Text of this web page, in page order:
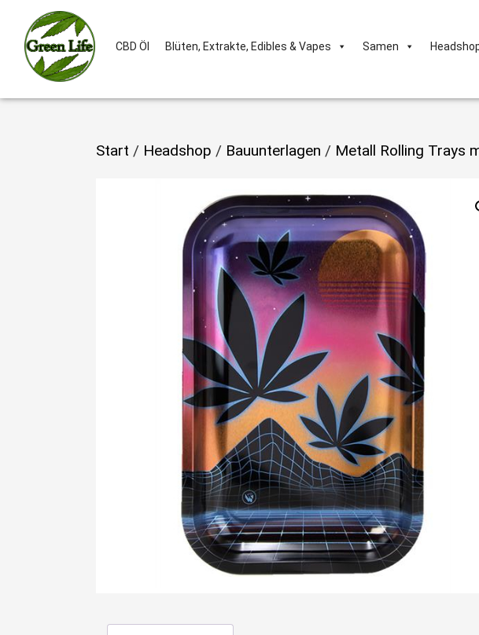
CBD Öl Blüten, Extrakte, Edibles & Vapes Samen
Start / Headshop / Bauunterlagen / Metall Rolling Trays